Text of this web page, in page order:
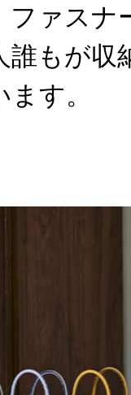
ファスナ
誰もが収
す。